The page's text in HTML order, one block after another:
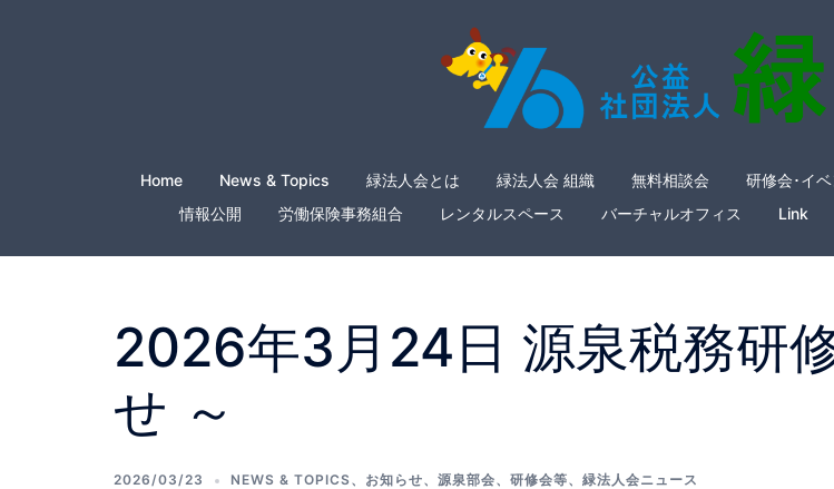
Home News & Topics 緑法人会とは 緑法人会 組織 無料相談会 研修会･イベ
情報公開
労働保険事務組合 レンタルスペース バーチャルオフィス Link
2026年3月24日 源泉税務研
せ ～
2026/03/23 NEWS & TOPICS、 お知らせ、 源泉部会、 研修会等、 緑法人会ニュース